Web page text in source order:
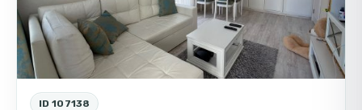
ID 107138